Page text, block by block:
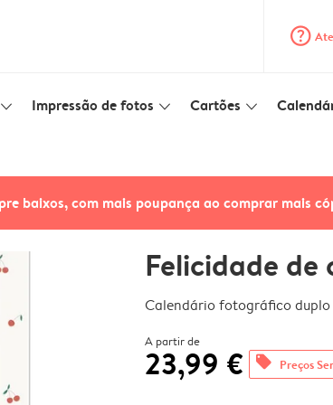
question_mark_circle
slim_arrow_down Impressão de fotos slim_arrow_down Cartões slim_arrow_down
baixos, com mais poupança ao comprar mais
Felicidade de
Calendário fotográfico
A partir de
23,99 € offers Preços